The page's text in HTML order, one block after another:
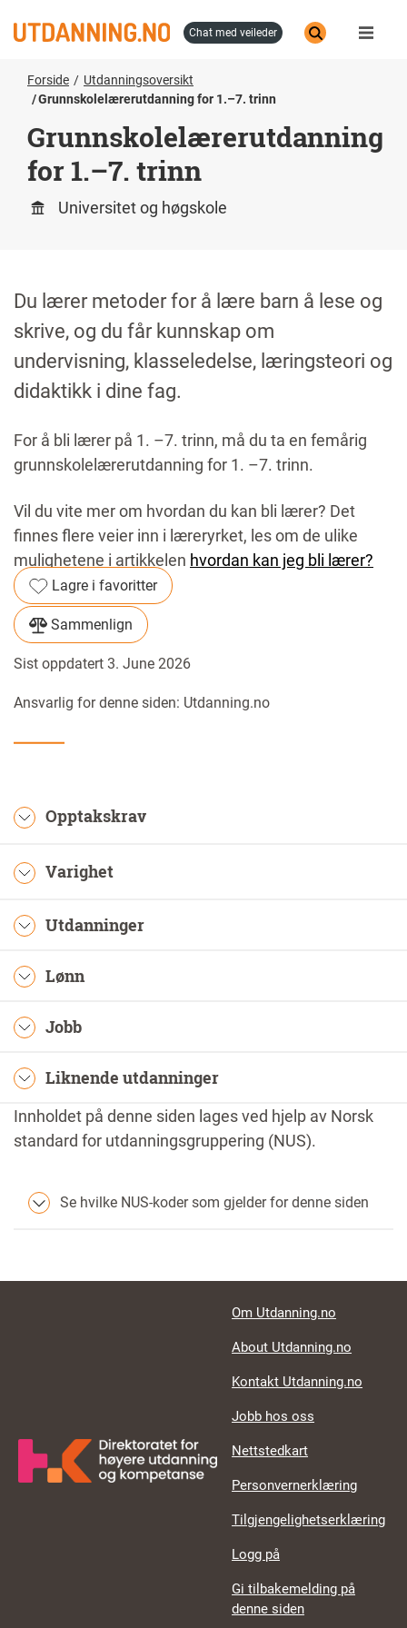
til
chat med veileder
Forside
Utdanningsoversikt
Grunnskolelærerutdanning for 1.–7. trinn
Grunnskolelærerutdanning
for 1.–7. trinn
Universitet og høgskole
Du lærer metoder for å lære barn å lese og
skrive, og du får kunnskap om
undervisning, klasseledelse, læringsteori og
didaktikk i dine fag.
For å bli lærer på 1. –7. trinn, må du ta en femårig
grunnskolelærerutdanning for 1. –7. trinn.
Vil du vite mer om hvordan du kan bli lærer? Det
finnes flere veier inn i læreryrket, les om de ulike
mulighetene i artikkelen hvordan kan jeg bli lærer?
Lagre i favoritter
Sammenlign
Sist oppdatert 3. June 2026
Ansvarlig for denne siden: Utdanning.no
Opptakskrav
Varighet
Utdanninger
Lønn
Jobb
Liknende utdanninger
Innholdet på denne siden lages ved hjelp av Norsk
standard for utdanningsgruppering (NUS).
Se hvilke NUS-koder som gjelder for denne siden
Footer links
Om Utdanning.no
About Utdanning.no
Kontakt Utdanning.no
Jobb hos oss
Nettstedkart
Personvernerklæring
Tilgjengelighetserklæring
Logg på
Gi tilbakemelding på
denne siden